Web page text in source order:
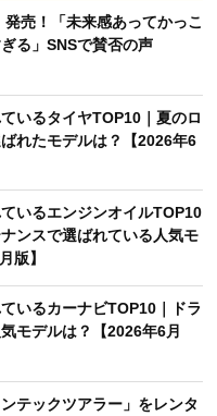
売！「未来感あってかっこ
る」SNSで賛否の声
いるタイヤTOP10｜夏のロ
れたモデルは？【2026年6
ているエンジンオイルTOP10
ナンスで選ばれている人気モ
版】
いるカーナビTOP10｜ドラ
モデルは？【2026年6月
テックツアラー」をレンタ